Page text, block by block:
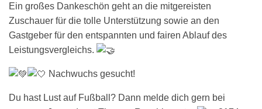
Ein großes Dankeschön geht an die mitgereisten
Zuschauer für die tolle Unterstützung sowie an den
Gastgeber für den entspannten und fairen Ablauf des
Leistungsvergleichs.
Nachwuchs gesucht!
Du hast Lust auf Fußball? Dann melde dich gern bei